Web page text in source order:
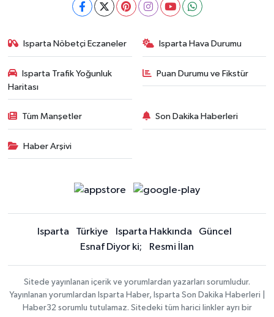
Isparta Nöbetçi Eczaneler Isparta Hava Durumu
Isparta Trafik Yoğunluk
Haritası
Puan Durumu ve Fikstür
Tüm Manşetler Son Dakika Haberleri
Haber Arşivi
Isparta Türkiye Isparta Hakkında
Güncel
Esnaf Diyor ki;
Resmi İlan
Sitede yayınlanan içerik ve yorumlardan yazarları sorumludur.
Yayınlanan yorumlardan Isparta Haber, Isparta Son Dakika Haberleri |
Haber32 sorumlu tutulamaz. Sitedeki tüm harici linkler ayrı bir